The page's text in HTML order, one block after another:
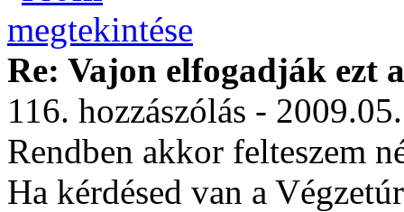
Re: Vajon elfogadják ezt
116. hozzászólás -
Rendben akkor felteszem
Ha kérdésed van a